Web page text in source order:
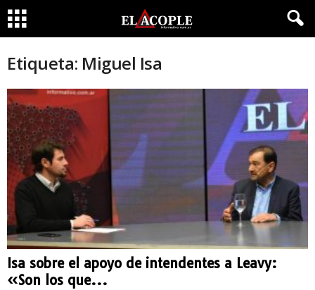
Etiqueta: Miguel Isa
Isa sobre el apoyo de intendentes a Leavy:
«Son los que...